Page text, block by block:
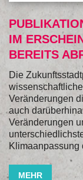
IM
BEREITS
Die
Veränderungen
auch
Veränderungen
Klimaanpassung
MEHR